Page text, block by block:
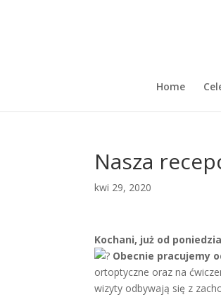
Home
Nasza
kwi 29, 2020
Kochani, już od
Obecnie pracujemy
ortoptyczne oraz na
wizyty odbywają się z